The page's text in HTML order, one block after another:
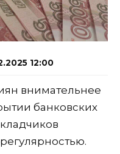
12:00
внимательнее
банковских